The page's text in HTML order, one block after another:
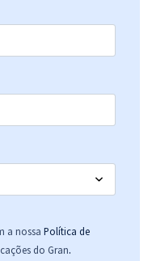
a nossa Política de
do Gran.